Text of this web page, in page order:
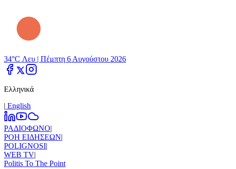
34°C Λευ | Πέμπτη 6 Αυγούστου 2026
Ελληνικά
| Εnglish
ΡΑΔΙΟΦΩΝΟ|
ΡΟΗ ΕΙΔΗΣΕΩΝ|
POLIGNOSI|
WEB TV|
Politis To The Point